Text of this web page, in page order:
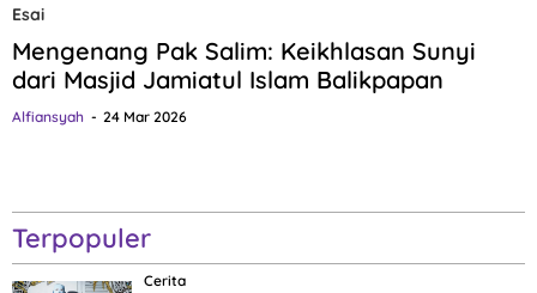
Esai
Mengenang Pak Salim: Keikhlasan Sunyi
dari Masjid Jamiatul Islam Balikpapan
Alfiansyah 24 Mar 2026
Terpopuler
Cerita